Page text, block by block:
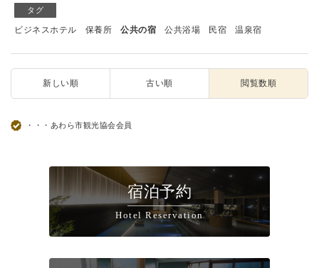
タグ
ビジネスホテル 保養所 公共の宿 公共浴場 民宿 温泉宿
新しい順 古い順 閲覧数順
・・・あわら市観光協会会員
宿泊予約
Hotel Reservation